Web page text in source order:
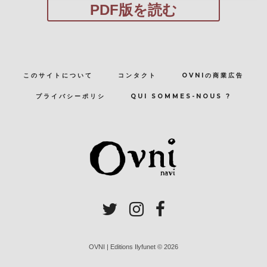
PDF版を読む
このサイトについて コンタクト OVNIの商業広告
プライバシーポリシ QUI SOMMES-NOUS ?
OVNI | Editions Ilyfunet © 2026